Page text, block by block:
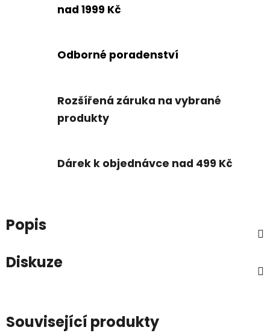
nad 1999 Kč
Odborné poradenství
Rozšířená záruka na vybrané
produkty
Dárek k objednávce nad 499 Kč
Popis
Diskuze
Související produkty